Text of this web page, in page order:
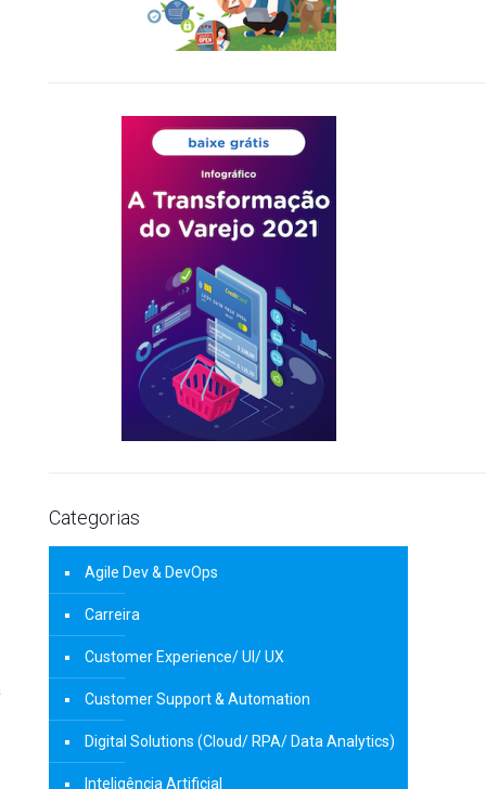
Categorias
Agile Dev & DevOps
Carreira
Customer Experience/ UI/ UX
Customer Support & Automation
Digital Solutions (Cloud/ RPA/ Data Analytics)
Inteligência Artificial